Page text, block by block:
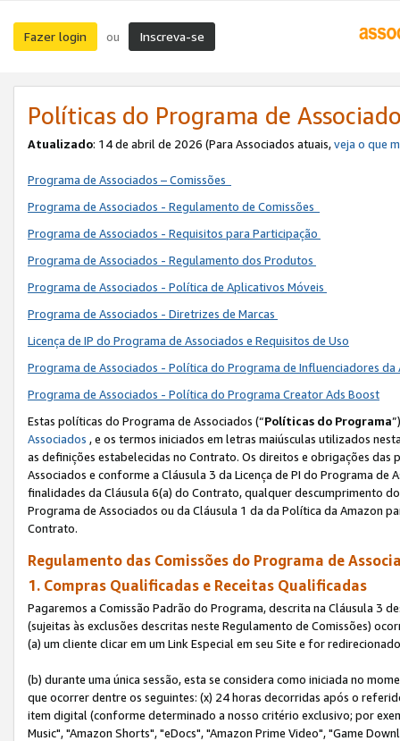
Fazer login ou Inscreva-se
Políticas do Programa de
Atualizado: 14 de abril de 2026 (Para Associados atuais,veja o que
Programa de Associados – Comissões
Programa de Associados - Regulamento de Comissões
Programa de Associados - Requisitos para Participação
Programa de Associados - Regulamento dos Produtos
Programa de Associados - Política de Aplicativos Móveis
Programa de Associados - Diretrizes de Marcas
Licença de IP do Programa de Associados e Requisitos de Uso
Programa de Associados - Política do Programa de Influenciadores
Programa de Associados - Política do Programa Creator Ads Boost
Estas políticas do Programa de Associados (“Políticas do Programa
Associados , e os termos iniciados em letras maiúsculas utilizados
as definições estabelecidas no Contrato. Os direitos e obrigações
Associados e conforme a Cláusula 3 da Licença de PI do Programa
finalidades da Cláusula 6(a) do Contrato, qualquer descumprimento
Programa de Associados ou da Cláusula 1 da da Política da Amazon
Contrato.
Regulamento das Comissões do Programa de
1. Compras Qualificadas e Receitas Qualificadas
Pagaremos a Comissão Padrão do Programa, descrita na Cláusula 3
(sujeitas às exclusões descritas neste Regulamento de Comissões)
(a) um cliente clicar em um Link Especial em seu Site e for
(b) durante uma única sessão, esta se considera como iniciada no
que ocorrer dentre os seguintes: (x) 24 horas decorridas após o
item digital (conforme determinado a nosso critério exclusivo; por
Music", "Amazon Shorts", "eDocs", "Amazon Prime Video", "Game